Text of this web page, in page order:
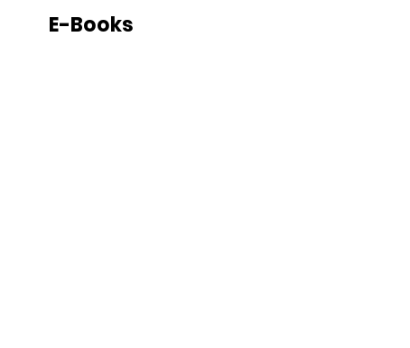
E-Books